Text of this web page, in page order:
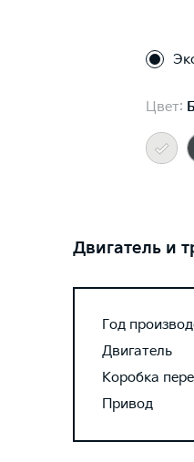
Цвет:
Двигатель и
Год
Двигатель
Коробка
Привод